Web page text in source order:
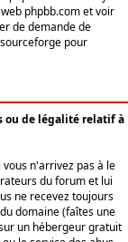
phpbb.com et voir
de demande de
pour
ou de légalité relatif à
n'arrivez pas à le
du forum et lui
ne recevez toujours
domaine (faîtes une
un hébergeur gratuit